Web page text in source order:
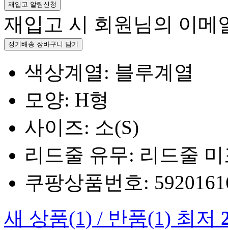
재입고 알림신청
재입고 시 회원님의 이메
정기배송 장바구니 담기
색상계열: 블루계열
모양: H형
사이즈: 소(S)
리드줄 유무: 리드줄
쿠팡상품번호:
새 상품(1) / 반품(1) 최저